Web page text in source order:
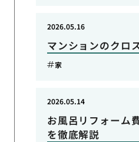
マンションのクロ
2026.05.16
家
お風呂リフォーム
を徹底解説
2026.05.14